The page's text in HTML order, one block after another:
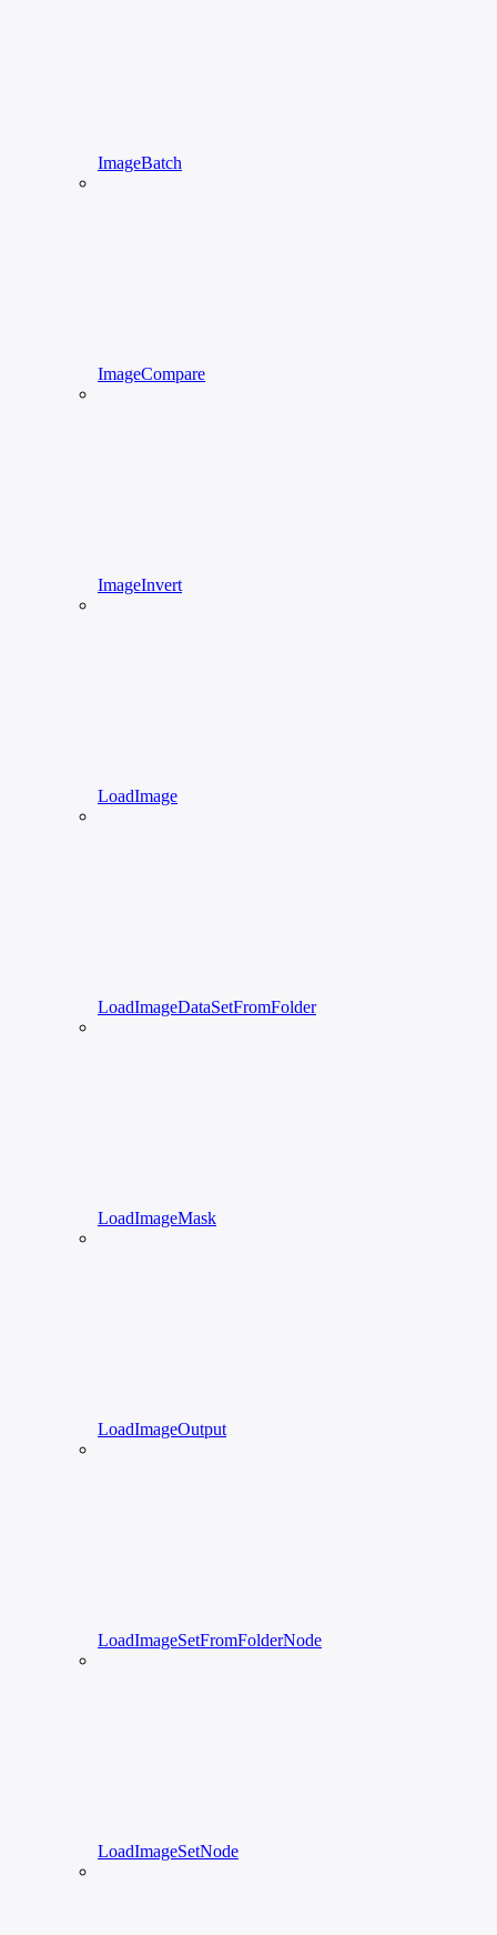
ImageBatch
ImageCompare
ImageInvert
LoadImage
LoadImageDataSetFromFolder
LoadImageMask
LoadImageOutput
LoadImageSetFromFolderNode
LoadImageSetNode